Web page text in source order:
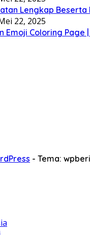
Lengkap
22, 2025
Emoji Coloring Page
- Tema: